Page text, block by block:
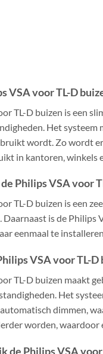
VSA voor TL-D
TL-D buizen is een
Het
wordt. Zo wordt
in kantoren, winkels
Philips VSA voor
TL-D buizen is een
Daarnaast is de
eenmaal te
VSA voor TL-D
TL-D buizen maakt
Het
dimmen,
worden, waardoor
de Philips VSA voor